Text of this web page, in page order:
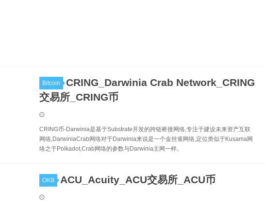
Bitcoin
CRING_Darwinia Crab Network_CRING
交易所_CRING币
CRING币-Darwinia是基于Substrate开发的跨链桥接网络,专注于建设未来资产互联
网络,DarwiniaCrab网络对于Darwinia来说是一个金丝雀网络,定位类似于Kusama网
络之于Polkadot,Crab网络的参数与Darwinia主网一样。
OKB ACU_Acuity_ACU交易所_ACU币